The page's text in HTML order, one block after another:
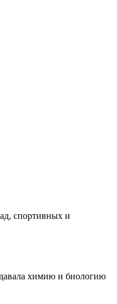
спортивных и
химию и биологию